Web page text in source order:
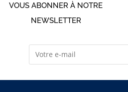
VOUS ABONNER À NOTRE
NEWSLETTER